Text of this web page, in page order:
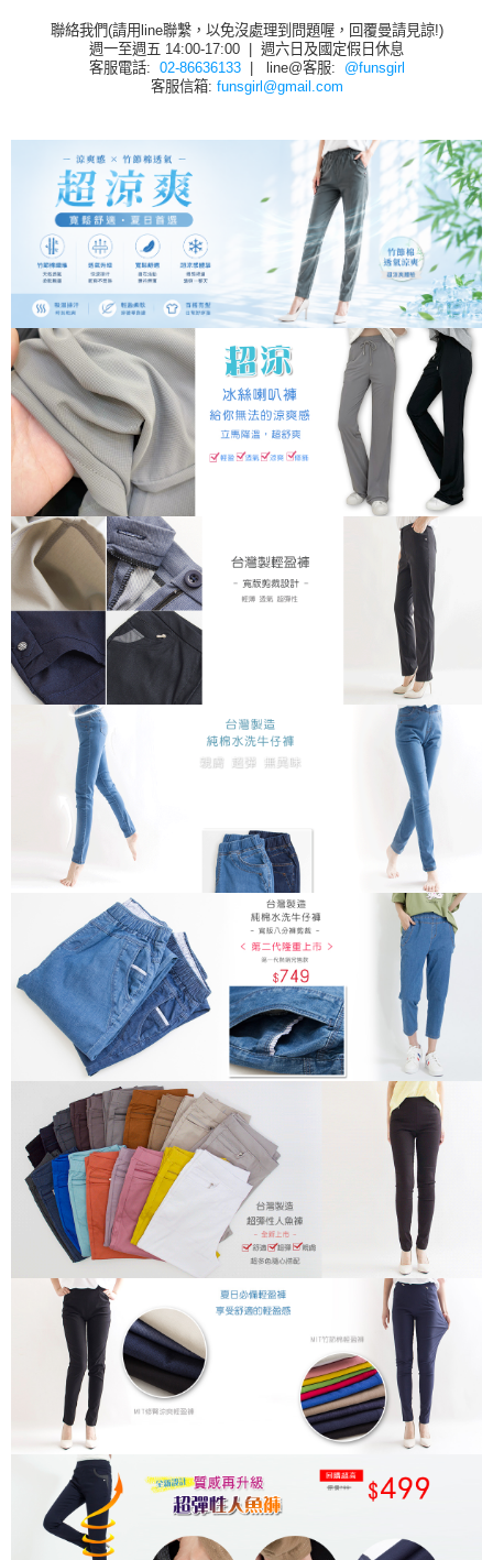
聯絡我們(請用line聯繫，以免沒處理到問題喔，回覆曼請見諒!)
週一至週五 14:00-17:00 | 週六日及國定假日休息
客服電話: 02-86636133| line@客服: @funsgirl
客服信箱: funsgirl@gmail.com